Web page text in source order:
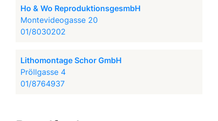
Ho & Wo ReproduktionsgesmbH
Montevideogasse 20
01/8030202
Lithomontage Schor GmbH
Pröllgasse 4
01/8764937